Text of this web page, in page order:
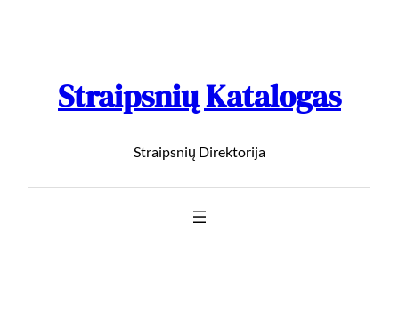
Straipsnių Katalogas
Straipsnių Direktorija